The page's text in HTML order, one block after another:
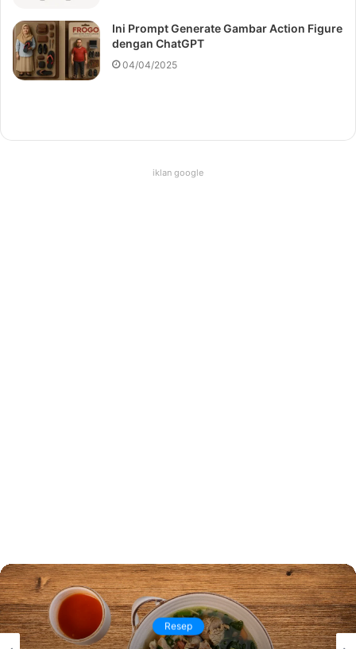
Ini Prompt Generate Gambar Action Figure
dengan ChatGPT
04/04/2025
iklan google
TERBARU